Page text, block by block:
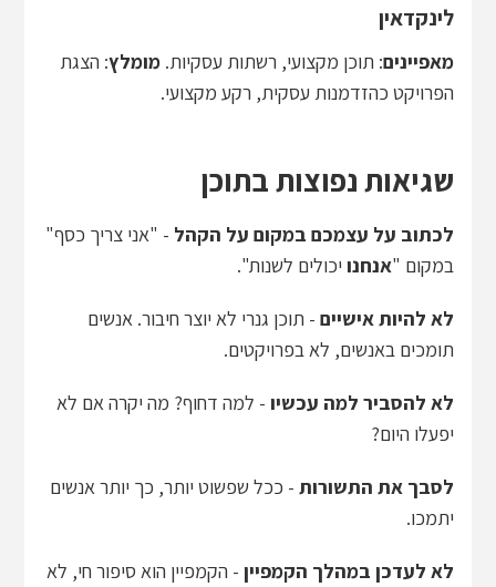
לינקדאין
מאפיינים: תוכן מקצועי, רשתות עסקיות.מומלץ: הצגת
הפרויקט כהזדמנות עסקית, רקע מקצועי.
שגיאות נפוצות בתוכן
לכתוב על עצמכם במקום על הקהל - "אני צריך כסף"
במקום "אנחנו יכולים לשנות".
לא להיות אישיים - תוכן גנרי לא יוצר חיבור. אנשים
תומכים באנשים, לא בפרויקטים.
לא להסביר למה עכשיו - למה דחוף? מה יקרה אם לא
יפעלו היום?
לסבך את התשורות - ככל שפשוט יותר, כך יותר אנשים
יתמכו.
לא לעדכן במהלך הקמפיין - הקמפיין הוא סיפור חי, לא